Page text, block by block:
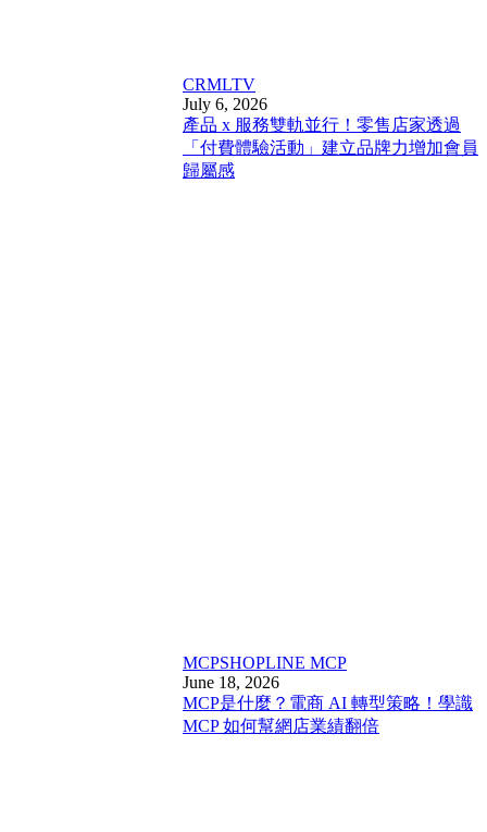
CRMLTV
July 6, 2026
產品 x 服務雙軌並行！零售店家透過
「付費體驗活動」建立品牌力增加會員
歸屬感
MCPSHOPLINE MCP
June 18, 2026
MCP是什麼？電商 AI 轉型策略！學識
MCP 如何幫網店業績翻倍